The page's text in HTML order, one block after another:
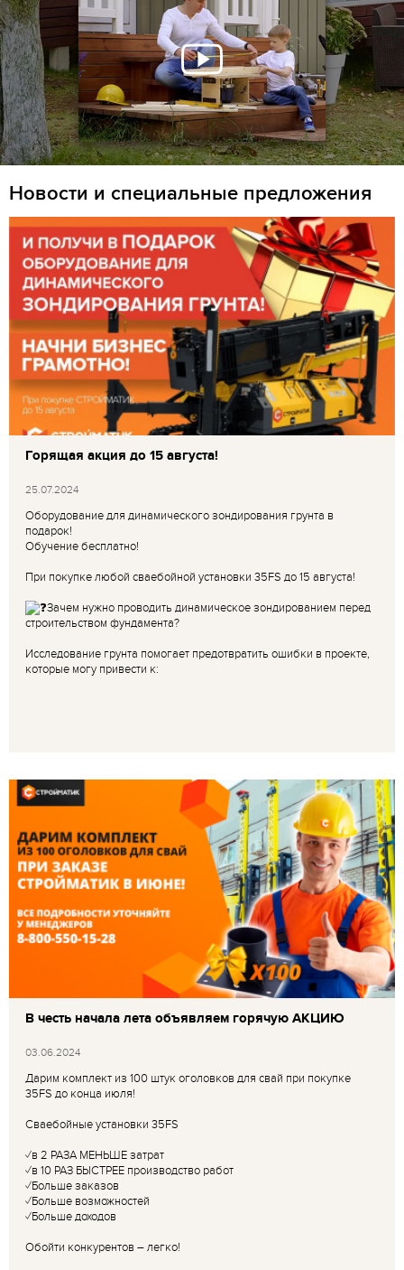
Новости и специальные предложения
Горящая акция до 15 августа!
25.07.2024
Оборудование для динамического зондирования грунта в
подарок!
Обучение бесплатно!
При покупке любой сваебойной установки 35FS до 15 августа!
Зачем нужно проводить динамическое зондированием перед
строительством фундамента?
Исследование грунта помогает предотвратить ошибки в проекте,
которые могу привести к:
В честь начала лета объявляем горячую АКЦИЮ
03.06.2024
Дарим комплект из 100 штук оголовков для свай при покупке
35FS до конца июля!
Сваебойные установки 35FS
✓в 2 РАЗА МЕНЬШЕ затрат
✓в 10 РАЗ БЫСТРЕЕ производство работ
✓Больше заказов
✓Больше возможностей
✓Больше доходов
Обойти конкурентов – легко!